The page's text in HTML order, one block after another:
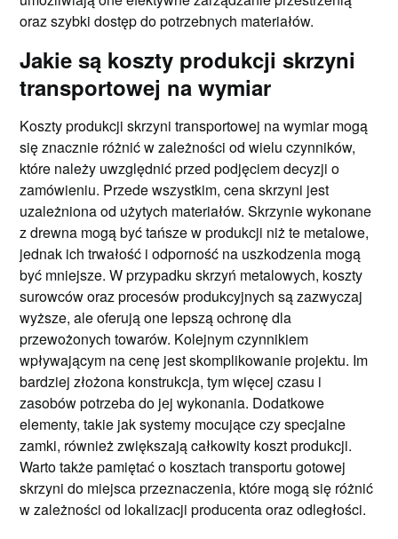
oraz szybki dostęp do potrzebnych materiałów.
Jakie są koszty produkcji skrzyni
transportowej na wymiar
Koszty produkcji skrzyni transportowej na wymiar mogą
się znacznie różnić w zależności od wielu czynników,
które należy uwzględnić przed podjęciem decyzji o
zamówieniu. Przede wszystkim, cena skrzyni jest
uzależniona od użytych materiałów. Skrzynie wykonane
z drewna mogą być tańsze w produkcji niż te metalowe,
jednak ich trwałość i odporność na uszkodzenia mogą
być mniejsze. W przypadku skrzyń metalowych, koszty
surowców oraz procesów produkcyjnych są zazwyczaj
wyższe, ale oferują one lepszą ochronę dla
przewożonych towarów. Kolejnym czynnikiem
wpływającym na cenę jest skomplikowanie projektu. Im
bardziej złożona konstrukcja, tym więcej czasu i
zasobów potrzeba do jej wykonania. Dodatkowe
elementy, takie jak systemy mocujące czy specjalne
zamki, również zwiększają całkowity koszt produkcji.
Warto także pamiętać o kosztach transportu gotowej
skrzyni do miejsca przeznaczenia, które mogą się różnić
w zależności od lokalizacji producenta oraz odległości.